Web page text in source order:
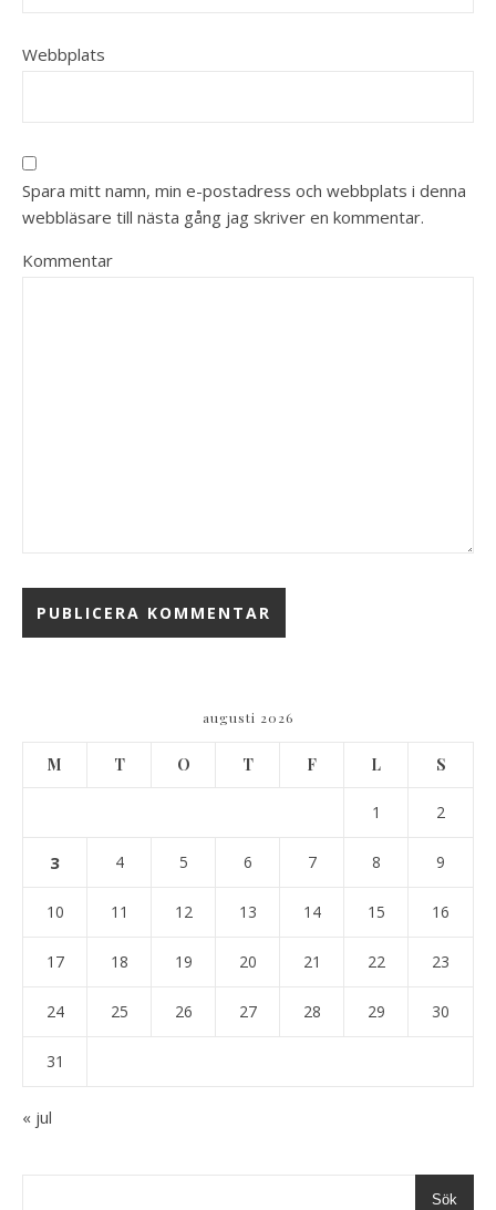
Webbplats
Spara mitt namn, min e-postadress och webbplats i denna
webbläsare till nästa gång jag skriver en kommentar.
Kommentar
augusti 2026
M T O T F L S
1 2
3 4 5 6 7 8 9
10 11 12 13 14 15 16
17 18 19 20 21 22 23
24 25 26 27 28 29 30
31
« jul
Sök